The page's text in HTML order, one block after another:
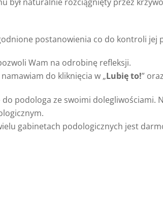
postanowienia co do kontroli jej
Wam na odrobinę refleksji.
do kliknięcia w „Lubię to!”
do podologa ze swoimi
gabinetach podologicznych jest